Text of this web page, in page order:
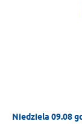
Niedziela 09.08